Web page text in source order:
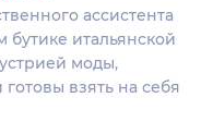
ассистента
итальянской
моды,
взять на себя